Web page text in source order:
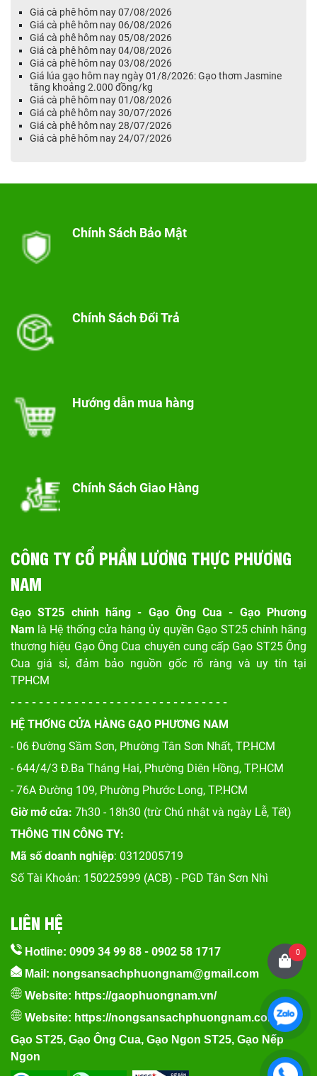
Giá cà phê hôm nay 07/08/2026
Giá cà phê hôm nay 06/08/2026
Giá cà phê hôm nay 05/08/2026
Giá cà phê hôm nay 04/08/2026
Giá cà phê hôm nay 03/08/2026
Giá lúa gạo hôm nay ngày 01/8/2026: Gạo thơm Jasmine
tăng khoảng 2.000 đồng/kg
Giá cà phê hôm nay 01/08/2026
Giá cà phê hôm nay 30/07/2026
Giá cà phê hôm nay 28/07/2026
Giá cà phê hôm nay 24/07/2026
Chính Sách Bảo Mật
Chính Sách Đổi Trả
Hướng dẫn mua hàng
Chính Sách Giao Hàng
CÔNG TY CỔ PHẦN LƯƠNG THỰC PHƯƠNG
NAM
Gạo ST25 chính hãng - Gạo Ông Cua - Gạo Phương
Nam là Hệ thống cửa hàng ủy quyền Gạo ST25 chính hãng
thương hiệu Gạo Ông Cua chuyên cung cấp Gạo ST25 Ông
Cua giá sỉ, đảm bảo nguồn gốc rõ ràng và uy tín tại
TPHCM
- - - - - - - - - - - - - - - - - - - - - - - - - - - - - - -
HỆ THỐNG CỬA HÀNG GẠO PHƯƠNG NAM
- 06 Đường Sầm Sơn, Phường Tân Sơn Nhất, TP.HCM
- 644/4/3 Đ.Ba Tháng Hai, Phường Diên Hồng, TP.HCM
- 76A Đường 109, Phường Phước Long, TP.HCM
Giờ mở cửa: 7h30 - 18h30 (trừ Chủ nhật và ngày Lễ, Tết)
THÔNG TIN CÔNG TY:
Mã số doanh nghiệp: 0312005719
Số Tài Khoản: 150225999 (ACB) - PGD Tân Sơn Nhì
LIÊN HỆ
Hotline: 0909 34 99 88 - 0902 58 1717
Mail: nongsansachphuongnam@gmail.com
Website: https://gaophuongnam.vn/
Website: https://nongsansachphuongnam.com
Gạo ST25, Gạo Ông Cua, Gạo Ngon ST25, Gạo Nếp
Ngon
0